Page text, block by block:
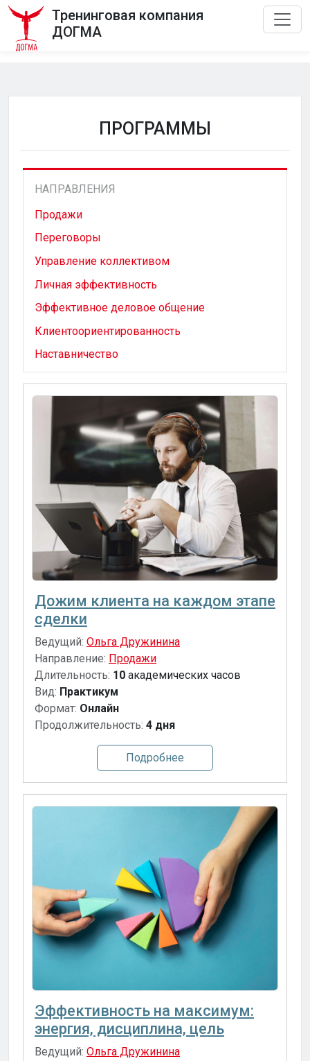
Тренинговая компания
ДОГМА
ПРОГРАММЫ
Дожим клиента на каждом этапе
сделки
Ведущий: Ольга Дружинина
Направление: Продажи
Длительность: 10 академических часов
Вид: Практикум
Формат: Онлайн
Продолжительность: 4 дня
Подробнее
Эффективность на максимум:
энергия, дисциплина, цель
Ведущий: Ольга Дружинина
НАПРАВЛЕНИЯ
Продажи
Переговоры
Управление коллективом
Личная эффективность
Эффективное деловое общение
Клиентоориентированность
Наставничество